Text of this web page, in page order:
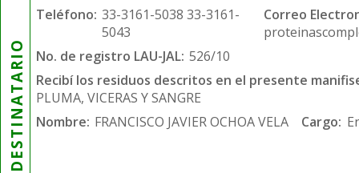
DESTINATARIO
Teléfono: 33-3161-5038 33-3161-
5043
Correo
No. de registro LAU-JAL: 526/10
Recibí los residuos descritos en el presente
PLUMA, VICERAS Y SANGRE
Nombre: FRANCISCO JAVIER OCHOA VELA Cargo: